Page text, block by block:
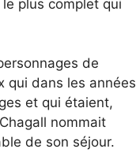
plus complet qui
de
qui dans les années
et qui étaient,
nommait
de son séjour.